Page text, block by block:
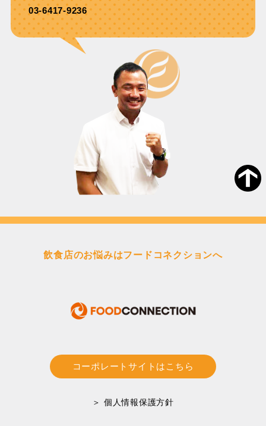
03-6417-9236
飲食店のお悩みはフードコネクションへ
コーポレートサイトはこちら
＞ 個人情報保護方針